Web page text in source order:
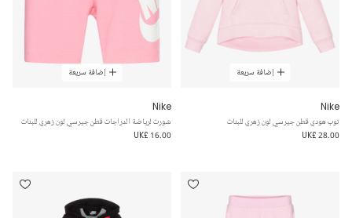
إضافة سريعة
Nike
توب هودي قطن جيرسي لون زهري للبنات
UK£ 28.00
إضافة سريعة
Nike
شورت لرياضة الدراجات قطن جيرسي لون زهري للبنات
UK£ 16.00